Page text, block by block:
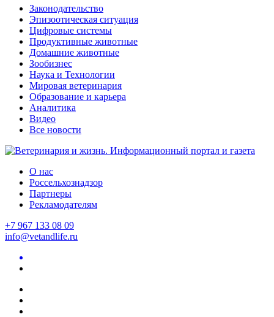
Законодательство
Эпизоотическая ситуация
Цифровые системы
Продуктивные животные
Домашние животные
Зообизнес
Наука и Технологии
Мировая ветеринария
Образование и карьера
Аналитика
Видео
Все новости
О нас
Россельхознадзор
Партнеры
Рекламодателям
+7 967 133 08 09
info@vetandlife.ru